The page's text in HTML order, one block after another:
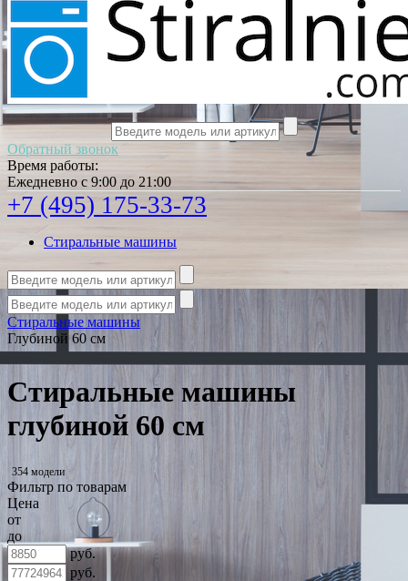
Обратный звонок
Время работы:
Ежедневно с 9:00 до 21:00
+7 (495) 175-33-73
Стиральные машины
Стиральные машины
Глубиной 60 см
Стиральные машины
глубиной 60 см
354 модели
Фильтр по товарам
Цена
от
до
руб.
руб.